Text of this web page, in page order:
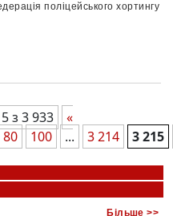
поліцейського хортингу
з 3 933
«
80 100 ... 3 214
3 215
Більше >>